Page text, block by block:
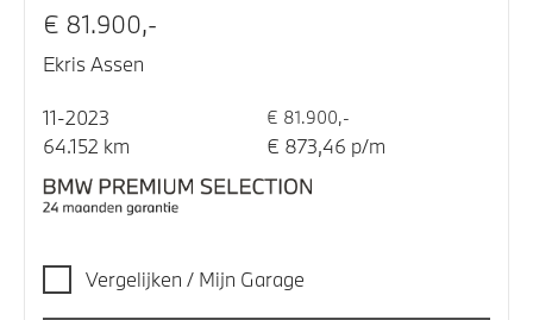
€ 81.900,-
Ekris Assen
11-2023 € 81.900,-
64.152 km € 873,46 p/m
Vergelijken / Mijn Garage